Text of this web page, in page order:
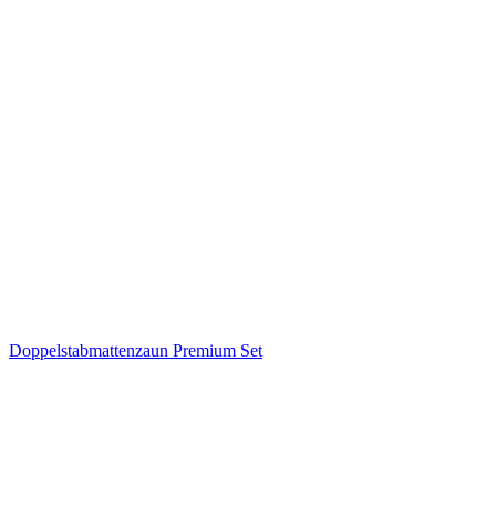
Doppelstabmattenzaun Premium Set